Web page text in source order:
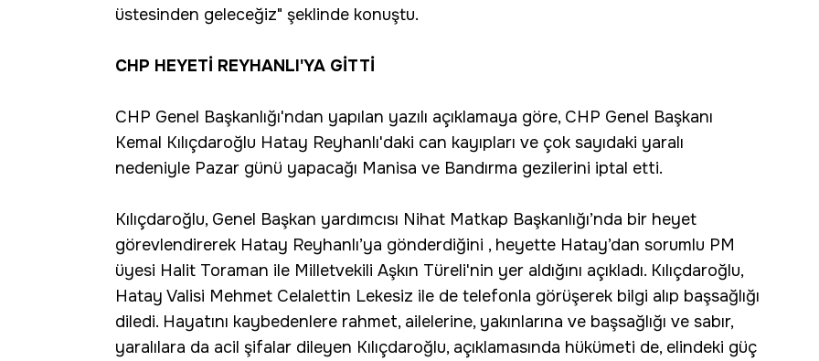
üstesinden geleceğiz" şeklinde konuştu.
CHP HEYETİ REYHANLI'YA GİTTİ
CHP Genel Başkanlığı'ndan yapılan yazılı açıklamaya göre, CHP Genel Başkanı
Kemal Kılıçdaroğlu Hatay Reyhanlı'daki can kayıpları ve çok sayıdaki yaralı
nedeniyle Pazar günü yapacağı Manisa ve Bandırma gezilerini iptal etti.
Kılıçdaroğlu, Genel Başkan yardımcısı Nihat Matkap Başkanlığı’nda bir heyet
görevlendirerek Hatay Reyhanlı’ya gönderdiğini , heyette Hatay’dan sorumlu PM
üyesi Halit Toraman ile Milletvekili Aşkın Türeli'nin yer aldığını açıkladı. Kılıçdaroğlu,
Hatay Valisi Mehmet Celalettin Lekesiz ile de telefonla görüşerek bilgi alıp başsağlığı
diledi. Hayatını kaybedenlere rahmet, ailelerine, yakınlarına ve başsağlığı ve sabır,
yaralılara da acil şifalar dileyen Kılıçdaroğlu, açıklamasında hükümeti de, elindeki güç